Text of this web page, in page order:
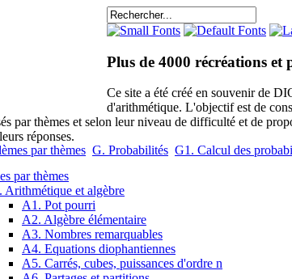
Plus de 4000 récréations et
Ce site a été créé en souvenir de
d'arithmétique. L'objectif est de
par thèmes et selon leur niveau de difficulté et de
réponses.
par thèmes G. Probabilités G1. Calcul des
par thèmes
Arithmétique et algèbre
A1. Pot pourri
A2. Algèbre élémentaire
A3. Nombres remarquables
A4. Equations diophantiennes
A5. Carrés, cubes, puissances d'ordre n